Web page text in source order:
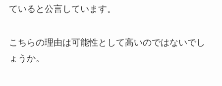
ていると公言しています。
こちらの理由は可能性として高いのではないでし
ょうか。